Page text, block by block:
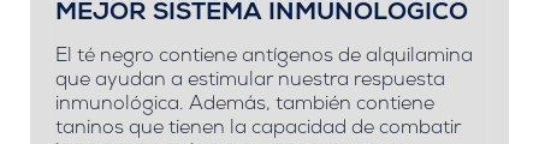
MEJOR SISTEMA INMUNOLÓGICO
El té negro contiene antígenos de alquilamina
que ayudan a estimular nuestra respuesta
inmunológica. Además, también contiene
taninos que tienen la capacidad de combatir